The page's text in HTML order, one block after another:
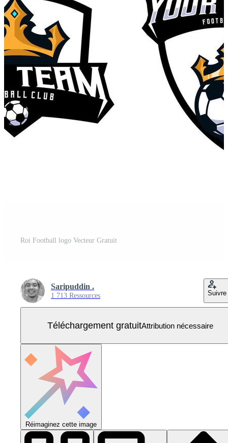
Roi Football logo Vecteur Gratuit
Saripuddin .
1 713 Ressources Suivre
Téléchargement gratuitAttribution nécessaire
Réimaginez cette image